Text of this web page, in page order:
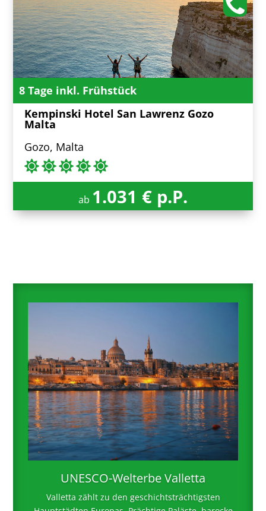
8 Tage inkl. Frühstück
Kempinski Hotel San Lawrenz Gozo
Malta
Gozo, Malta
ab 1.031 € p.P.
UNESCO-Welterbe Valletta
Valletta zählt zu den geschichtsträchtigsten